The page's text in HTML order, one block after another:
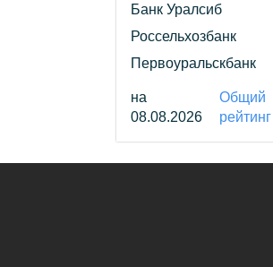
Банк Уралсиб
Россельхозбанк
Первоуральскбанк
на
08.08.2026
Общий
рейтинг